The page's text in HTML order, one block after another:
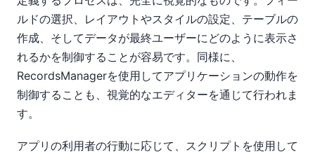
ルドの選択、レイアウトやスタイルの設定、テーブルの
作成、そしてデータが最終ユーザーにどのように表示さ
れるかを制御することが容易です。同様に、
RecordsManagerを使用してアプリケーションの動作を
制御することも、視覚的なエディターを通じて行われま
す。
アプリの利用者の行動に応じて、スクリプトを使用して